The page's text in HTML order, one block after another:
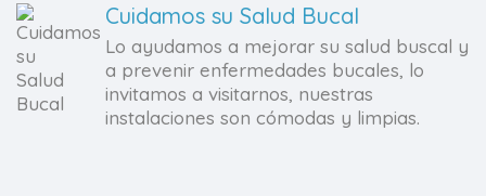
Cuidamos su Salud Bucal
Lo ayudamos a mejorar su salud buscal y
a prevenir enfermedades bucales, lo
invitamos a visitarnos, nuestras
instalaciones son cómodas y limpias.